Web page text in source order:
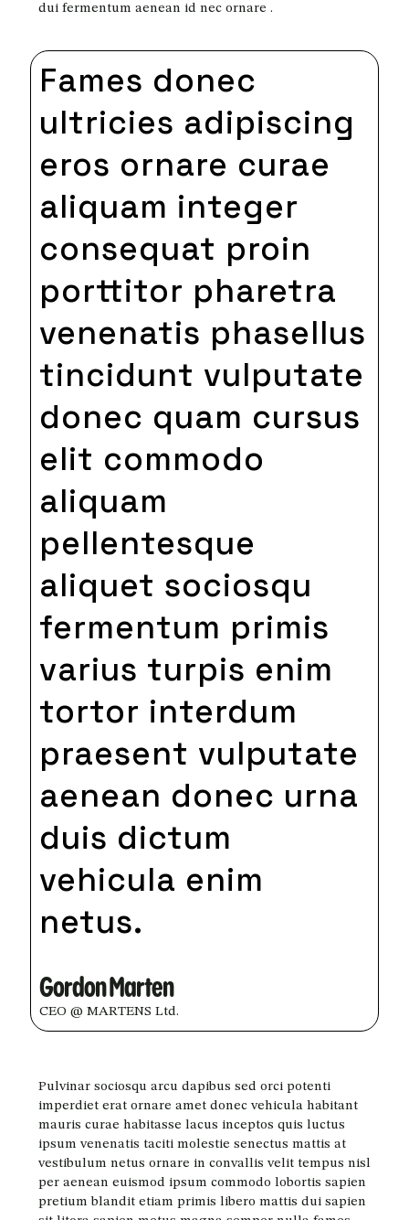
dui fermentum aenean id nec ornare .
Fames donec
ultricies adipiscing
eros ornare curae
aliquam integer
consequat proin
porttitor pharetra
venenatis phasellus
tincidunt vulputate
donec quam cursus
elit commodo
aliquam
pellentesque
aliquet sociosqu
fermentum primis
varius turpis enim
tortor interdum
praesent vulputate
aenean donec urna
duis dictum
vehicula enim
netus.
Gordon Marten
CEO @ MARTENS Ltd.
Pulvinar sociosqu arcu dapibus sed orci potenti
imperdiet erat ornare amet donec vehicula habitant
mauris curae habitasse lacus inceptos quis luctus
ipsum venenatis taciti molestie senectus mattis at
vestibulum netus ornare in convallis velit tempus nisl
per aenean euismod ipsum commodo lobortis sapien
pretium blandit etiam primis libero mattis dui sapien